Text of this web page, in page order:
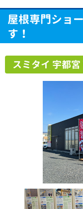
屋根専門ショ
す！
スミタイ 宇都